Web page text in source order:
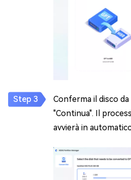
Conferma il disco
"Continua". Il
avvierà in